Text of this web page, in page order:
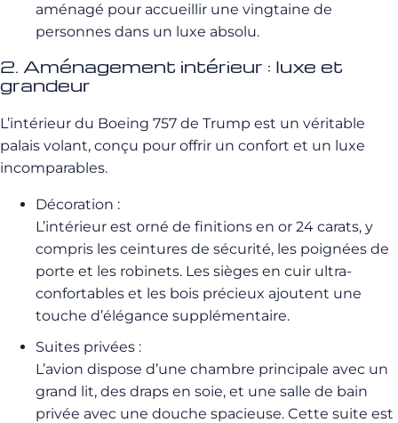
aménagé pour accueillir une vingtaine de
personnes dans un luxe absolu.
2. Aménagement intérieur : luxe et
grandeur
L’intérieur du Boeing 757 de Trump est un véritable
palais volant, conçu pour offrir un confort et un luxe
incomparables.
Décoration :
L’intérieur est orné de finitions en or 24 carats, y
compris les ceintures de sécurité, les poignées de
porte et les robinets. Les sièges en cuir ultra-
confortables et les bois précieux ajoutent une
touche d’élégance supplémentaire.
Suites privées :
L’avion dispose d’une chambre principale avec un
grand lit, des draps en soie, et une salle de bain
privée avec une douche spacieuse. Cette suite est